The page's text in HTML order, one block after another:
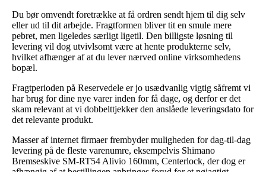
Du bør omvendt foretrække at få ordren sendt hjem til dig selv
eller ud til dit arbejde. Fragtformen bliver tit en smule mere
pebret, men ligeledes særligt ligetil. Den billigste løsning til
levering vil dog utvivlsomt være at hente produkterne selv,
hvilket afhænger af at du lever nærved online virksomhedens
bopæl.
Fragtperioden på Reservedele er jo usædvanlig vigtig såfremt vi
har brug for dine nye varer inden for få dage, og derfor er det
skam relevant at vi dobbelttjekker den anslåede leveringsdato for
det relevante produkt.
Masser af internet firmaer frembyder muligheden for dag-til-dag
levering på de fleste varenumre, eksempelvis Shimano
Bremseskive SM-RT54 Alivio 160mm, Centerlock, der dog er